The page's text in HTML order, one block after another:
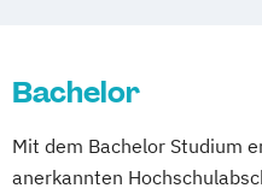
Bachelor
Mit dem Bachelor Studium
anerkannten